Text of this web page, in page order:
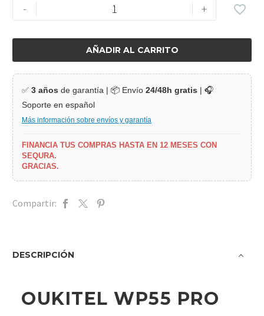
- +
AÑADIR AL CARRITO
✅ 3 años de garantía | 📦 Envío 24/48h gratis | 🎧
Soporte en español
Más información sobre envíos y garantía
FINANCIA TUS COMPRAS HASTA EN 12 MESES CON
SEQURA.
GRACIAS.
Compartir:
DESCRIPCIÓN
OUKITEL WP55 PRO